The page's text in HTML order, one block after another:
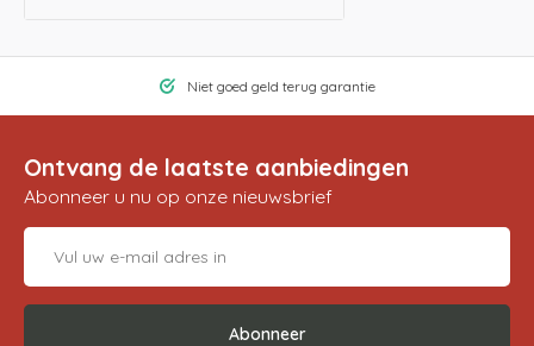
Niet goed geld terug garantie
Ontvang de laatste aanbiedingen
Abonneer u nu op onze nieuwsbrief
Abonneer